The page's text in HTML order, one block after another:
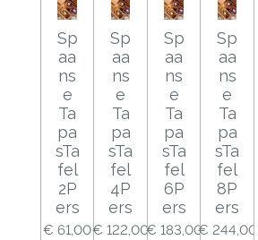
Sp
aa
ns
e
Ta
pa
sTa
fel
2P
ers
€ 61,00
Sp
aa
ns
e
Ta
pa
sTa
fel
4P
ers
€ 122,00
Sp
aa
ns
e
Ta
pa
sTa
fel
6P
ers
€ 183,00
Sp
aa
ns
e
Ta
pa
sTa
fel
8P
ers
€ 244,00